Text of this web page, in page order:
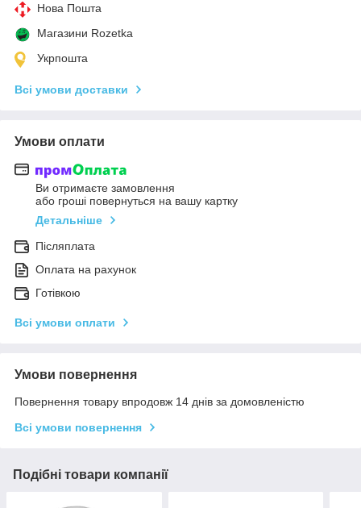
Нова Пошта
Магазини Rozetka
Укрпошта
Всі умови доставки
Умови оплати
Ви отримаєте замовлення
або гроші повернуться на вашу картку
Детальніше
Післяплата
Оплата на рахунок
Готівкою
Всі умови оплати
Умови повернення
Повернення товару впродовж 14 днів за домовленістю
Всі умови повернення
Подібні товари компанії